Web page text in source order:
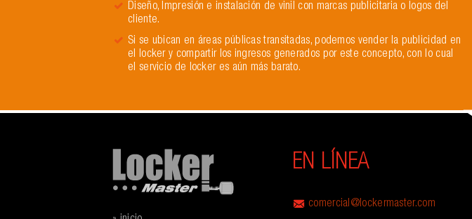
Diseño, Impresión e instalación de vinil con marcas publicitaria o logos del
cliente.
Si se ubican en áreas públicas transitadas, podemos vender la publicidad en
el locker y compartir los ingresos generados por este concepto, con lo cual
el servicio de locker es aún más barato.
EN LÍNEA
comercial@lockermaster.com